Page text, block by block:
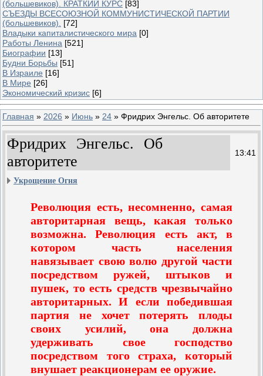
(большевиков). КРАТКИЙ КУРС [83]
СЪЕЗДЫ ВСЕСОЮЗНОЙ КОММУНИСТИЧЕСКОЙ ПАРТИИ
(большевиков).
[72]
Владыки капиталистического мира [0]
Работы Ленина [521]
Биографии [13]
Будни Борьбы [51]
В Израиле [16]
В Мире [26]
Экономический кризис [6]
Главная » 2026 » Июнь » 24 » Фридрих Энгельс. Об авторитете
Фридрих Энгельс. Об
авторитете
13:41
Укрощение Огня
Революция есть, несомненно, самая
авторитарная вещь, какая только
возможна. Революция есть акт, в
котором часть населения
навязывает свою волю другой части
посредством ружей, штыков и
пушек, то есть средств чрезвычайно
авторитарных. И если победившая
партия не хочет потерять плоды
своих усилий, она должна
удерживать свое господство
посредством того страха, который
внушает реакционерам ее оружие.